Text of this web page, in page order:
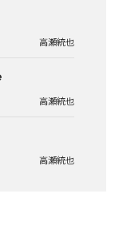
高瀬統也
高瀬統也
高瀬統也